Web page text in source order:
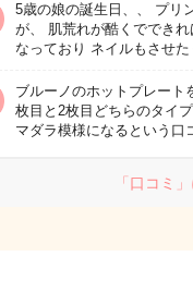
5歳の娘の誕生日、、 プリ
が、 肌荒れが酷くででき
なっており ネイルもさせ
ブルーノのホットプレート
枚目と2枚目どちらのタイ
マダラ模様になるという口
「口コミ